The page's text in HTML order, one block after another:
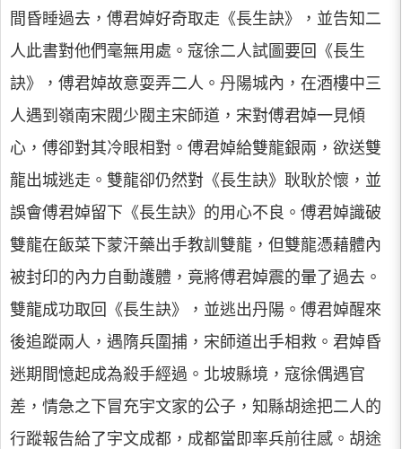
間昏睡過去，傅君婥好奇取走《長生訣》，並告知二
人此書對他們毫無用處。寇徐二人試圖要回《長生
訣》，傅君婥故意耍弄二人。丹陽城內，在酒樓中三
人遇到嶺南宋閥少閥主宋師道，宋對傅君婥一見傾
心，傅卻對其冷眼相對。傅君婥給雙龍銀兩，欲送雙
龍出城逃走。雙龍卻仍然對《長生訣》耿耿於懷，並
誤會傅君婥留下《長生訣》的用心不良。傅君婥識破
雙龍在飯菜下蒙汗藥出手教訓雙龍，但雙龍憑藉體內
被封印的內力自動護體，竟將傅君婥震的暈了過去。
雙龍成功取回《長生訣》，並逃出丹陽。傅君婥醒來
後追蹤兩人，遇隋兵圍捕，宋師道出手相救。君婥昏
迷期間憶起成為殺手經過。北坡縣境，寇徐偶遇官
差，情急之下冒充宇文家的公子，知縣胡途把二人的
行蹤報告給了宇文成都，成都當即率兵前往感。胡途